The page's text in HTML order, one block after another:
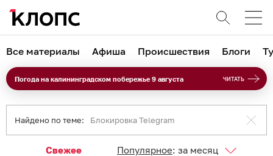
Все материалы Афиша Происшествия Блоги
Погода на калининградском побережье 9 августа ЧИТАТЬ
Найдено по теме: Блокировка Telegram
Свежее Популярное: за месяц